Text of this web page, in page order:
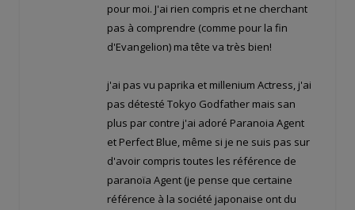
pour moi. J'ai rien compris et ne cherchant
pas à comprendre (comme pour la fin
d'Evangelion) ma tête va très bien!
j'ai pas vu paprika et millenium Actress, j'ai
pas détesté Tokyo Godfather mais san
plus par contre j'ai adoré Paranoia Agent
et Perfect Blue, même si je ne suis pas sur
d'avoir compris toutes les référence de
paranoïa Agent (je pense que certaine
référence à la société japonaise ont du